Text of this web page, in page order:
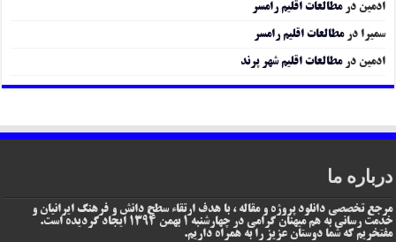
ادمین درمطالعات اقلیم رامسر
سمیرا درمطالعات اقلیم رامسر
ادمین درمطالعات اقلیم شهر پرند
درباره ما
مرجع تخصصی دانلود پروژه و مقاله ، با هدف ارتقاء سطح دانش و فرهنگ ایرانیان و
خدمت رسانی به هم میهنان گرامی در چهارشنبه 1 بهمن 1394 ایجاد گردیده است.
مفتخریم که شما دوستان عزیز را به همراه داریم.